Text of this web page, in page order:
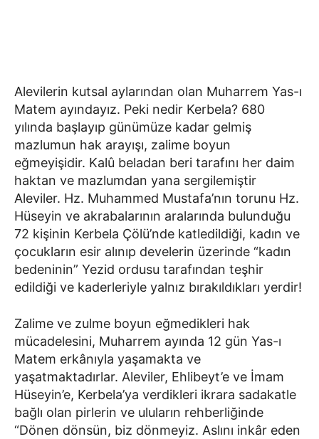
Alevilerin kutsal aylarından olan Muharrem Yas-ı
Matem ayındayız. Peki nedir Kerbela? 680
yılında başlayıp günümüze kadar gelmiş
mazlumun hak arayışı, zalime boyun
eğmeyişidir. Kalû beladan beri tarafını her daim
haktan ve mazlumdan yana sergilemiştir
Aleviler. Hz. Muhammed Mustafa’nın torunu Hz.
Hüseyin ve akrabalarının aralarında bulunduğu
72 kişinin Kerbela Çölü’nde katledildiği, kadın ve
çocukların esir alınıp develerin üzerinde “kadın
bedeninin” Yezid ordusu tarafından teşhir
edildiği ve kaderleriyle yalnız bırakıldıkları yerdir!
Zalime ve zulme boyun eğmedikleri hak
mücadelesini, Muharrem ayında 12 gün Yas-ı
Matem erkânıyla yaşamakta ve
yaşatmaktadırlar. Aleviler, Ehlibeyt’e ve İmam
Hüseyin’e, Kerbela’ya verdikleri ikrara sadakatle
bağlı olan pirlerin ve uluların rehberliğinde
“Dönen dönsün, biz dönmeyiz. Aslını inkâr eden